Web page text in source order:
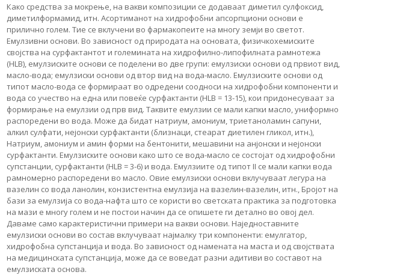
Како средства за мокрење, на вакви композиции се додаваат диметил сулфоксид,
диметилформамид, итн. Асортиманот на хидрофобни апсорпциони основи е
прилично голем. Тие се вклучени во фармакопеите на многу земји во светот.
Емулзивни основи. Во зависност од природата на основата, физичкохемиските
својства на сурфактантот и големината на хидрофилно-липофилната рамнотежа
(HLB), емулзиските основи се поделени во две групи: емулзиски основи од првиот вид,
масло-вода; емулзиски основи од втор вид на вода-масло. Емулзиските основи од
типот масло-вода се формираат во одредени соодноси на хидрофобни компоненти и
вода со учество на една или повеќе сурфактанти (HLB = 13-15), кои придонесуваат за
формирање на емулзии од прв вид. Таквите емулзии се мали капки масло, униформно
распоредени во вода. Може да бидат натриум, амониум, триетаноламин сапуни,
алкил сулфати, нејонски сурфактанти (близнаци, стеарат диетилен гликол, итн.),
Натриум, амониум и амин форми на бентонити, мешавини на анјонски и нејонски
сурфактанти. Емулзиските основи како што се вода-масло се состојат од хидрофобни
супстанции, сурфактанти (HLB = 3-6) и вода. Емулзиите од типот II се мали капки вода
рамномерно распоредени во масло. Овие емулзиски основи вклучуваат легура на
вазелин со вода ланолин, конзистентна емулзија на вазелин-вазелин, итн., Бројот на
бази за емулзија со вода-нафта што се користи во светската практика за подготовка
на мази е многу голем и не постои начин да се опишете ги детално во овој дел.
Даваме само карактеристични примери на вакви основи. Наједноставните
емулзиски основи во состав вклучуваат најмалку три компоненти: емулгатор,
хидрофобна супстанција и вода. Во зависност од намената на маста и од својствата
на медицинската супстанција, може да се воведат разни адитиви во составот на
емулзиската основа.